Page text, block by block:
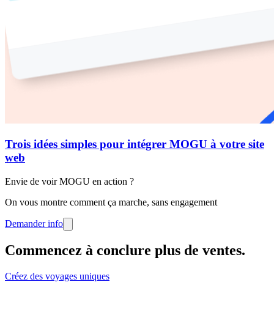
Trois idées simples pour intégrer MOGU à votre site
web
Envie de voir MOGU en action ?
On vous montre comment ça marche, sans engagement
Demander info
Commencez à conclure plus de ventes.
Créez des voyages uniques